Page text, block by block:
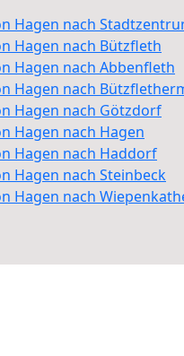
Hagen nach
Hagen nach Bützfleth
Hagen nach Abbenfleth
Hagen nach
Hagen nach Götzdorf
Hagen nach Hagen
Hagen nach Haddorf
Hagen nach Steinbeck
Hagen nach